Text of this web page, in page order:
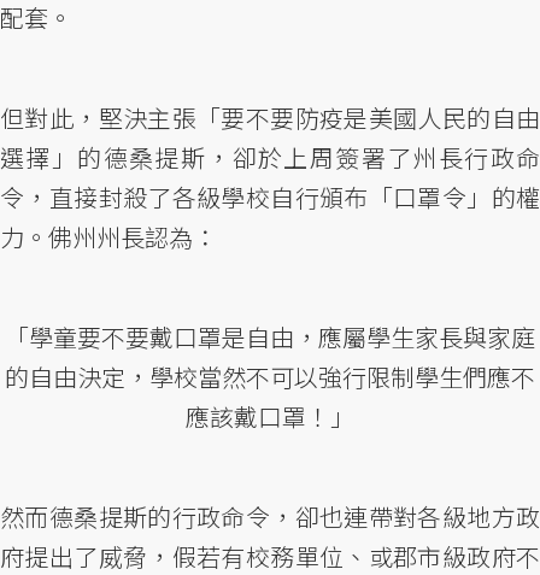
配套。
但對此，堅決主張「要不要防疫是美國人民的自由
選擇」的德桑提斯，卻於上周簽署了州長行政命
令，直接封殺了各級學校自行頒布「口罩令」的權
力。佛州州長認為：
「學童要不要戴口罩是自由，應屬學生家長與家庭
的自由決定，學校當然不可以強行限制學生們應不
應該戴口罩！」
然而德桑提斯的行政命令，卻也連帶對各級地方政
府提出了威脅，假若有校務單位、或郡市級政府不